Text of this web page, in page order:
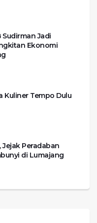
Sudirman Jadi
Ekonomi
Kuliner Tempo Dulu
Jejak Peradaban
di Lumajang